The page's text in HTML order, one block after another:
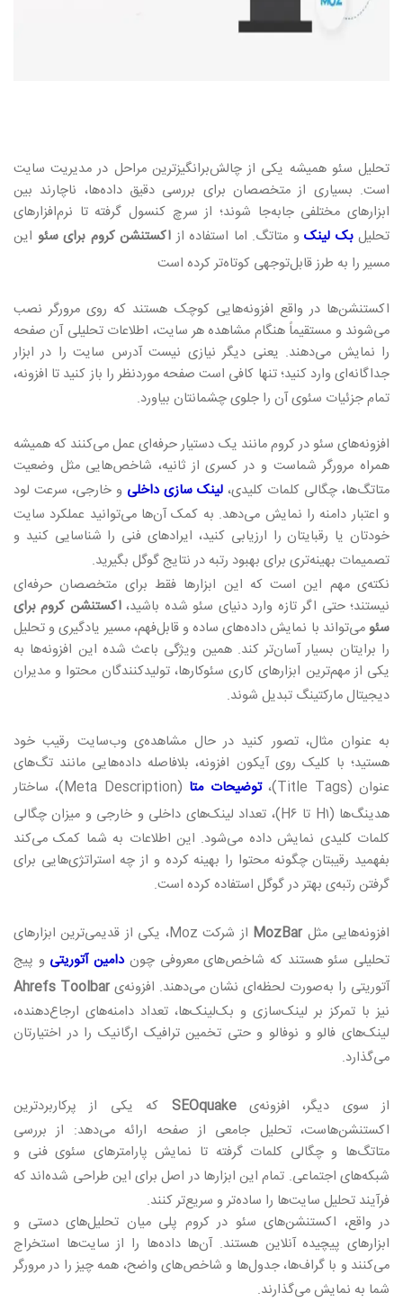
تحلیل سئو همیشه یکی از چالش‌برانگیزترین مراحل در مدیریت سایت
است. بسیاری از متخصصان برای بررسی دقیق داده‌ها، ناچارند بین
ابزارهای مختلفی جابه‌جا شوند؛ از سرچ کنسول گرفته تا نرم‌افزارهای
تحلیلبک‌ لینک و متاتگ. اما استفاده از اکستنشن کروم برای سئو این
مسیر را به طرز قابل‌توجهی کوتاه‌تر کرده است
اکستنشن‌ها در واقع افزونه‌هایی کوچک هستند که روی مرورگر نصب
می‌شوند و مستقیماً هنگام مشاهده هر سایت، اطلاعات تحلیلی آن صفحه
را نمایش می‌دهند. یعنی دیگر نیازی نیست آدرس سایت را در ابزار
جداگانه‌ای وارد کنید؛ تنها کافی است صفحه موردنظر را باز کنید تا افزونه،
تمام جزئیات سئوی آن را جلوی چشمانتان بیاورد.
افزونه‌های سئو در کروم مانند یک دستیار حرفه‌ای عمل می‌کنند که همیشه
همراه مرورگر شماست و در کسری از ثانیه، شاخص‌هایی مثل وضعیت
متاتگ‌ها، چگالی کلمات کلیدی، لینک‌ سازی داخلی و خارجی، سرعت لود
و اعتبار دامنه را نمایش می‌دهد. به کمک آن‌ها می‌توانید عملکرد سایت
خودتان یا رقبایتان را ارزیابی کنید، ایرادهای فنی را شناسایی کنید و
تصمیمات بهینه‌تری برای بهبود رتبه در نتایج گوگل بگیرید.
نکته‌ی مهم این است که این ابزارها فقط برای متخصصان حرفه‌ای
نیستند؛ حتی اگر تازه وارد دنیای سئو شده باشید،اکستنشن کروم برای
سئومی‌تواند با نمایش داده‌های ساده و قابل‌فهم، مسیر یادگیری و تحلیل
را برایتان بسیار آسان‌تر کند. همین ویژگی باعث شده این افزونه‌ها به
یکی از مهم‌ترین ابزارهای کاری سئوکارها، تولیدکنندگان محتوا و مدیران
دیجیتال مارکتینگ تبدیل شوند.
به عنوان مثال، تصور کنید در حال مشاهده‌ی وب‌سایت رقیب خود
هستید؛ با کلیک روی آیکون افزونه، بلافاصله داده‌هایی مانند تگ‌های
عنوان(Title Tags) ،توضیحات متا (Meta Description)
، ساختار
هدینگ‌ها (H۱ تا
، تعداد لینک‌های داخلی و خارجی و میزان چگالی
کلمات کلیدی نمایش داده می‌شود. این اطلاعات به شما کمک می‌کند
بفهمید رقیبتان چگونه محتوا را بهینه کرده و از چه استراتژی‌هایی برای
گرفتن رتبه‌ی بهتر در گوگل استفاده کرده است.
افزونه‌هایی مثل MozBar از شرکتMoz
، یکی از قدیمی‌ترین ابزارهای
تحلیلی سئو هستند که شاخص‌های معروفی چوندامین آتوریتی و پیج
آتوریتی را به‌صورت لحظه‌ای نشان می‌دهند. افزونه‌ی Ahrefs Toolbar
نیز با تمرکز بر لینک‌سازی و بک‌لینک‌ها، تعداد دامنه‌های ارجاع‌دهنده،
لینک‌های فالو و نوفالو و حتی تخمین ترافیک ارگانیک را در اختیارتان
می‌گذارد.
از سوی دیگر، افزونه‌یSEOquake که یکی از پرکاربردترین
اکستنشن‌هاست، تحلیل جامعی از صفحه ارائه می‌دهد: از بررسی
متاتگ‌ها و چگالی کلمات گرفته تا نمایش پارامترهای سئوی فنی و
شبکه‌های اجتماعی. تمام این ابزارها در اصل برای این طراحی شده‌اند که
فرآیند تحلیل سایت‌ها را ساده‌تر و سریع‌تر کنند.
در واقع، اکستنشن‌های سئو در کروم پلی میان تحلیل‌های دستی و
ابزارهای پیچیده آنلاین هستند. آن‌ها داده‌ها را از سایت‌ها استخراج
می‌کنند و با گراف‌ها، جدول‌ها و شاخص‌های واضح، همه چیز را در مرورگر
شما به نمایش می‌گذارند.